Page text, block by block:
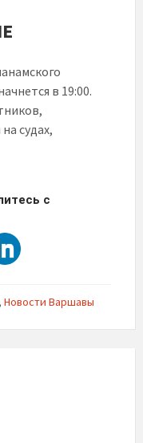
в 19:00.
судах,
с
, Новости Варшавы